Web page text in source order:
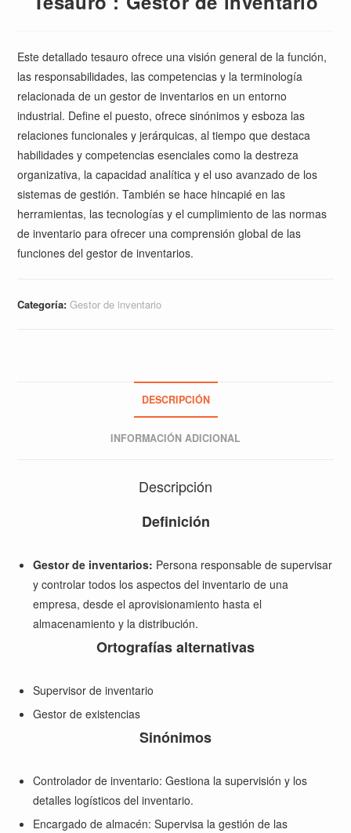
Este detallado tesauro ofrece una visión general de la función,
las responsabilidades, las competencias y la terminología
relacionada de un gestor de inventarios en un entorno
industrial. Define el puesto, ofrece sinónimos y esboza las
relaciones funcionales y jerárquicas, al tiempo que destaca
habilidades y competencias esenciales como la destreza
organizativa, la capacidad analítica y el uso avanzado de los
sistemas de gestión. También se hace hincapié en las
herramientas, las tecnologías y el cumplimiento de las normas
de inventario para ofrecer una comprensión global de las
funciones del gestor de inventarios.
Categoría:Gestor de inventario
DESCRIPCIÓN
INFORMACIÓN ADICIONAL
Descripción
Definición
Gestor de inventarios: Persona responsable de supervisar
y controlar todos los aspectos del inventario de una
empresa, desde el aprovisionamiento hasta el
almacenamiento y la distribución.
Ortografías alternativas
Supervisor de inventario
Gestor de existencias
Sinónimos
Controlador de inventario: Gestiona la supervisión y los
detalles logísticos del inventario.
Encargado de almacén: Supervisa la gestión de las